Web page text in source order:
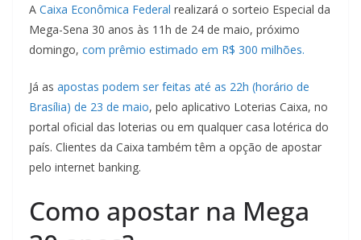
A Caixa Econômica Federal realizará o sorteio Especial da
Mega-Sena 30 anos às 11h de 24 de maio, próximo
domingo, com prêmio estimado em R$ 300 milhões.
Já as apostas podem ser feitas até as 22h (horário de
Brasília) de 23 de maio, pelo aplicativo Loterias Caixa, no
portal oficial das loterias ou em qualquer casa lotérica do
país. Clientes da Caixa também têm a opção de apostar
pelo internet banking.
Como apostar na Mega